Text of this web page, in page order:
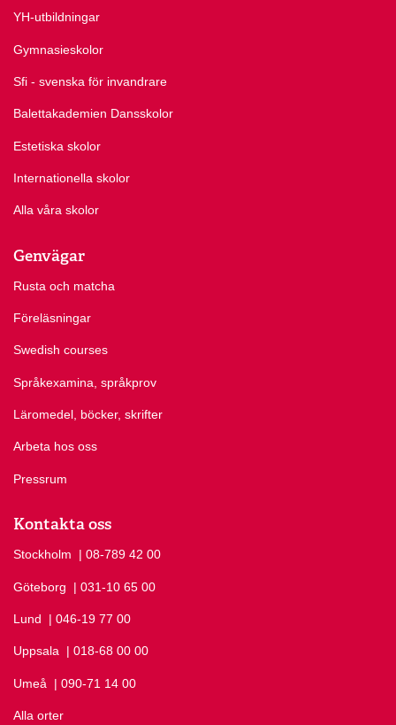
YH-utbildningar
Gymnasieskolor
Sfi - svenska för invandrare
Balettakademien Dansskolor
Estetiska skolor
Internationella skolor
Alla våra skolor
Genvägar
Rusta och matcha
Föreläsningar
Swedish courses
Språkexamina, språkprov
Läromedel, böcker, skrifter
Arbeta hos oss
Pressrum
Kontakta oss
Stockholm Ring Stockholm på
| 08-789 42 00
Göteborg Ring Göteborg på
| 031-10 65 00
Lund Ring Lund på
| 046-19 77 00
Uppsala Ring Uppsala på
| 018-68 00 00
Umeå Ring Umeå på
| 090-71 14 00
Alla orter